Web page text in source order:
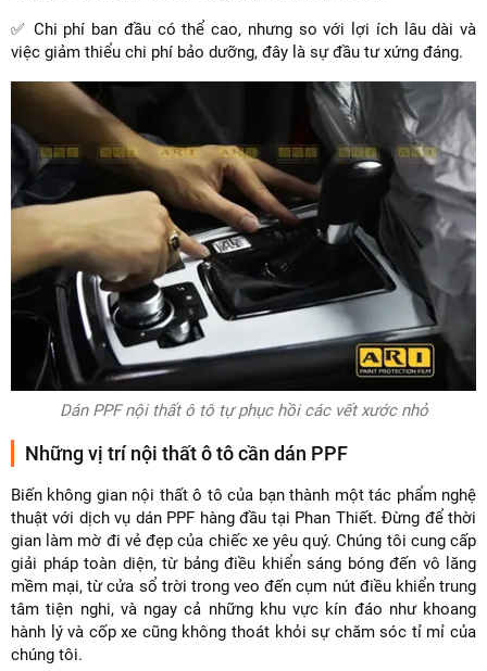
✅ Chi phí ban đầu có thể cao, nhưng so với lợi ích lâu dài và
việc giảm thiểu chi phí bảo dưỡng, đây là sự đầu tư xứng đáng.
Dán PPF nội thất ô tô tự phục hồi các vết xước nhỏ
Những vị trí nội thất ô tô cần dán PPF
Biến không gian nội thất ô tô của bạn thành một tác phẩm nghệ
thuật với dịch vụ dán PPF hàng đầu tại Phan Thiết. Đừng để thời
gian làm mờ đi vẻ đẹp của chiếc xe yêu quý. Chúng tôi cung cấp
giải pháp toàn diện, từ bảng điều khiển sáng bóng đến vô lăng
mềm mại, từ cửa sổ trời trong veo đến cụm nút điều khiển trung
tâm tiện nghi, và ngay cả những khu vực kín đáo như khoang
hành lý và cốp xe cũng không thoát khỏi sự chăm sóc tỉ mỉ của
chúng tôi.